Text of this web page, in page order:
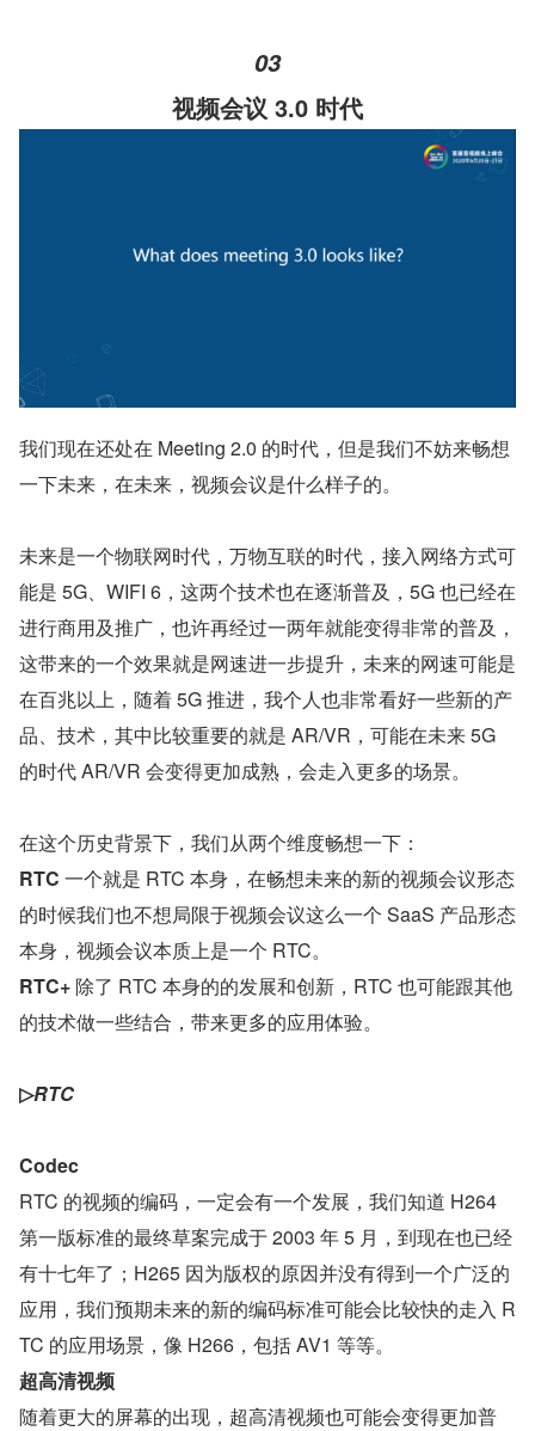
03
视频会议 3.0 时代
我们现在还处在 Meeting 2.0 的时代，但是我们不妨来畅想
一下未来，在未来，视频会议是什么样子的。
未来是一个物联网时代，万物互联的时代，接入网络方式可
能是 5G、WIFI 6，这两个技术也在逐渐普及，5G 也已经在
进行商用及推广，也许再经过一两年就能变得非常的普及，
这带来的一个效果就是网速进一步提升，未来的网速可能是
在百兆以上，随着 5G 推进，我个人也非常看好一些新的产
品、技术，其中比较重要的就是 AR/VR，可能在未来 5G
的时代 AR/VR 会变得更加成熟，会走入更多的场景。
在这个历史背景下，我们从两个维度畅想一下：
RTC 一个就是 RTC 本身，在畅想未来的新的视频会议形态
的时候我们也不想局限于视频会议这么一个 SaaS 产品形态
本身，视频会议本质上是一个 RTC。
RTC+ 除了 RTC 本身的的发展和创新，RTC 也可能跟其他
的技术做一些结合，带来更多的应用体验。
▷RTC
Codec
RTC 的视频的编码，一定会有一个发展，我们知道 H264
第一版标准的最终草案完成于 2003 年 5 月，到现在也已经
有十七年了；H265 因为版权的原因并没有得到一个广泛的
应用，我们预期未来的新的编码标准可能会比较快的走入 R
TC 的应用场景，像 H266，包括 AV1 等等。
超高清视频
随着更大的屏幕的出现，超高清视频也可能会变得更加普